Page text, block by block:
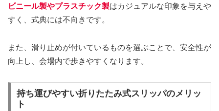
ビニール製やプラスチック製はカジュアルな印象を与えや
すく、式典には不向きです。
また、滑り止めが付いているものを選ぶことで、安全性が
向上し、会場内で歩きやすくなります。
持ち運びやすい折りたたみ式スリッパのメリッ
ト